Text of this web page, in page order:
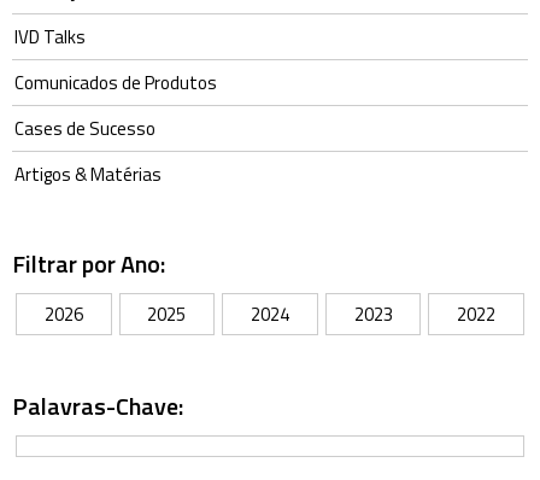
IVD Talks
Comunicados de Produtos
Cases de Sucesso
Artigos & Matérias
Filtrar por Ano:
2026 2025 2024 2023 2022
Palavras-Chave: